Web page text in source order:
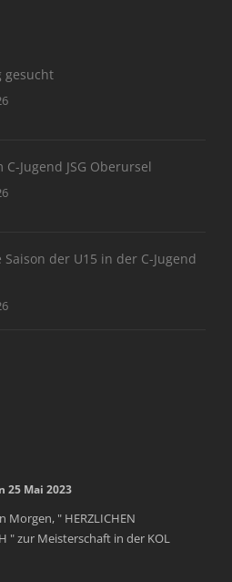
gesucht
Jugend JSG Oberursel
der U15 in der C-Jugend
25 Mai 2023
Morgen, " HERZLICHEN
" zur Meisterschaft in der KOL